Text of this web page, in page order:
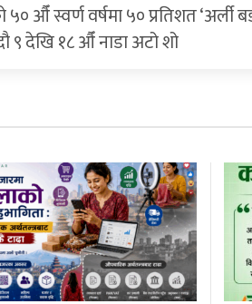
५० औँ स्वर्ण वर्षमा ५० प्रतिशत ‘अर्ली
९ देखि १८ औँ नाडा अटो शो